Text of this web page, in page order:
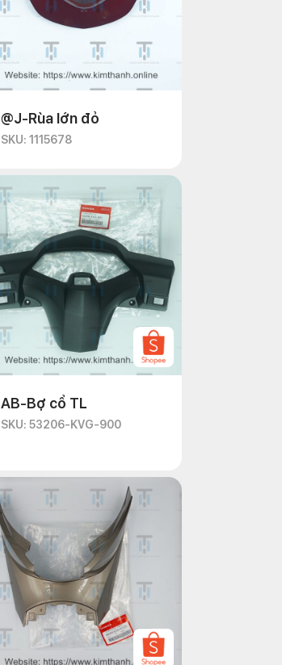
@J-Rùa lớn đỏ
SKU: 1115678
AB-Bợ cổ TL
SKU: 53206-KVG-900